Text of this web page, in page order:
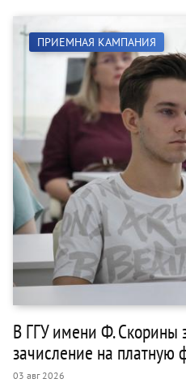
ПРИЕМНАЯ КАМПАНИЯ
В ГГУ имени Ф. Скорины
зачисление на платную
03 авг 2026